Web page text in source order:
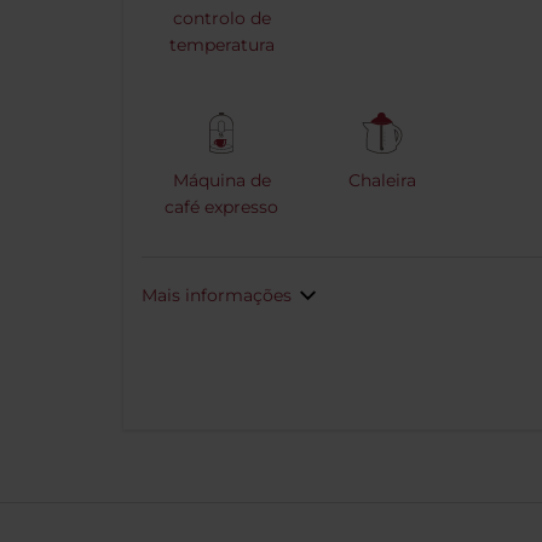
controlo de
temperatura
Máquina de
café expresso
Chaleira
Mais informações